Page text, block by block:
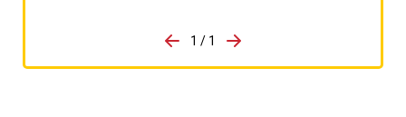
porzpedniego komunikatu
1 / 1
Przejdź do następnego